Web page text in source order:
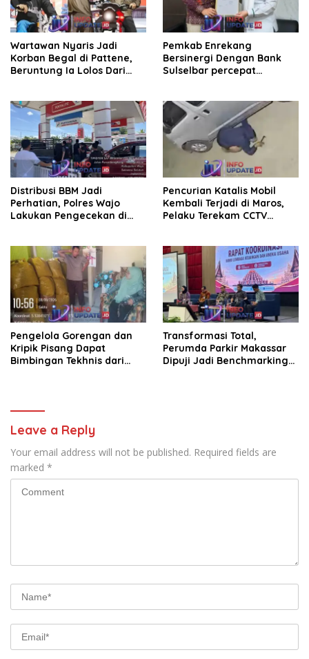
Wartawan Nyaris Jadi
Korban Begal di Pattene,
Beruntung Ia Lolos Dari
Pemkab Enrekang
Bersinergi Dengan Bank
Sulselbar percepat
Lampu Hias
Distribusi BBM Jadi
Perhatian, Polres Wajo
Lakukan Pengecekan di
Pencurian Katalis Mobil
Kembali Terjadi di Maros,
Pelaku Terekam CCTV
Pengelola Gorengan dan
Kripik Pisang Dapat
Bimbingan Tekhnis dari
Transformasi Total,
Perumda Parkir Makassar
Dipuji Jadi Benchmarking
Leave a Reply
Your email address will not be published. Required fields are
marked *